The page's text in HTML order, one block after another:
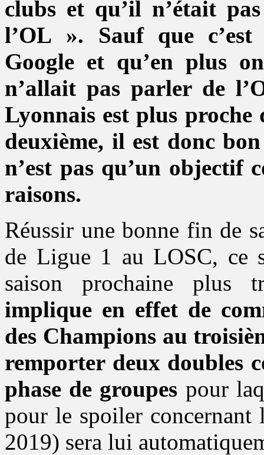
clubs et qu’il n’était
l’OL ». Sauf que
Google et qu’en plus
n’allait pas parler de
Lyonnais est plus proche
deuxième, il est donc
n’est pas qu’un objectif
raisons.
Réussir une bonne fin de
de Ligue 1 au LOSC, ce
saison prochaine plus
implique en effet de
des Champions au
remporter deux doubles
phase de groupes pour
pour le spoiler concernant
2019) sera lui